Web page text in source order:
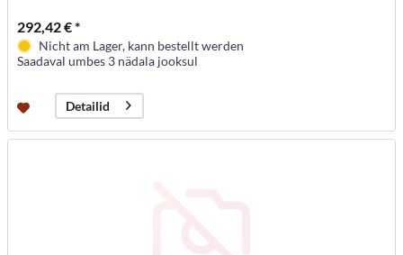
292,42 € *
Nicht am Lager, kann bestellt werden
Saadaval umbes 3 nädala jooksul
Detailid